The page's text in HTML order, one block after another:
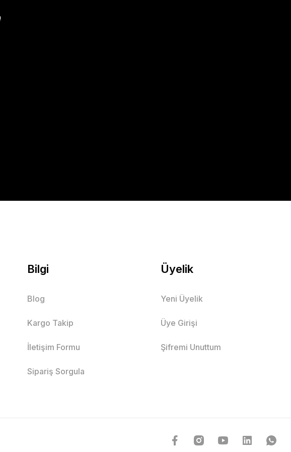
Bilgi
Blog
Kargo Takip
İletişim Formu
Sipariş Sorgula
Üyelik
Yeni Üyelik
Üye Girişi
Şifremi Unuttum